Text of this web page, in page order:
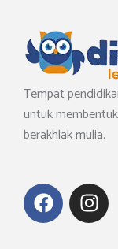
Tempat
untuk
berakhlak mulia.